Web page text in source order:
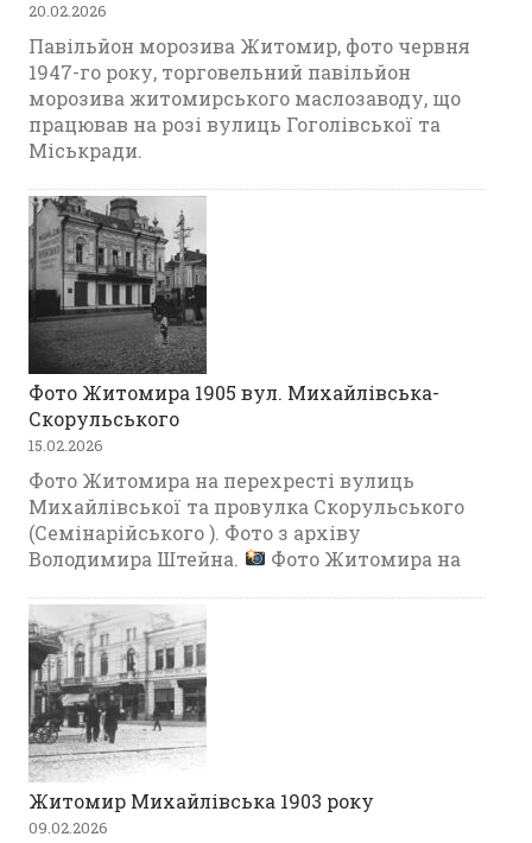
20.02.2026
Павільйон морозива Житомир, фото червня
1947-го року, торговельний павільйон
морозива житомирського маслозаводу, що
працював на розі вулиць Гоголівської та
Міськради.
Фото Житомира 1905 вул. Михайлівська-
Скорульського
15.02.2026
Фото Житомира на перехресті вулиць
Михайлівської та провулка Скорульського
(Семінарійського ). Фото з архіву
Володимира Штейна.
Фото Житомира на
Житомир Михайлівська 1903 року
09.02.2026